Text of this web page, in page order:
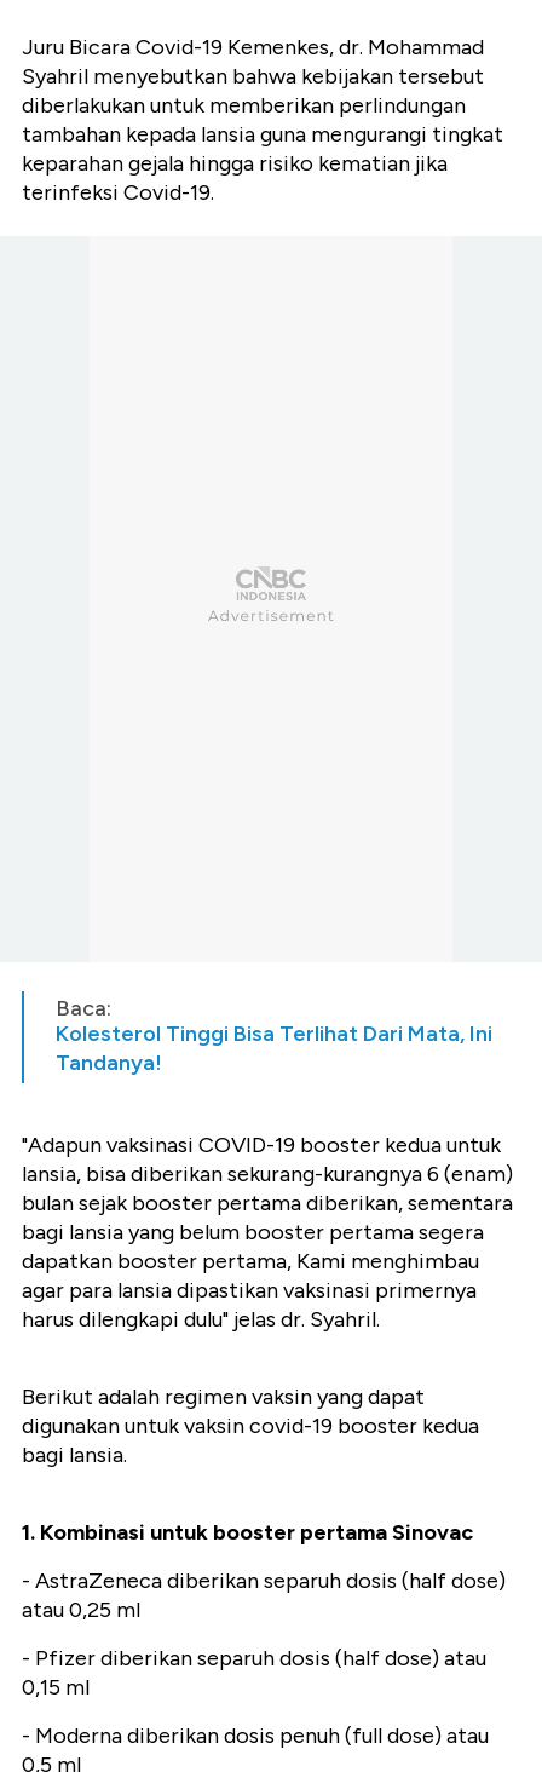
Juru Bicara Covid-19 Kemenkes, dr. Mohammad
Syahril menyebutkan bahwa kebijakan tersebut
diberlakukan untuk memberikan perlindungan
tambahan kepada lansia guna mengurangi tingkat
keparahan gejala hingga risiko kematian jika
terinfeksi Covid-19.
Baca:
Kolesterol Tinggi Bisa Terlihat Dari Mata, Ini
Tandanya!
"Adapun vaksinasi COVID-19 booster kedua untuk
lansia, bisa diberikan sekurang-kurangnya 6 (enam)
bulan sejak booster pertama diberikan, sementara
bagi lansia yang belum booster pertama segera
dapatkan booster pertama, Kami menghimbau
agar para lansia dipastikan vaksinasi primernya
harus dilengkapi dulu" jelas dr. Syahril.
Berikut adalah regimen vaksin yang dapat
digunakan untuk vaksin covid-19 booster kedua
bagi lansia.
1. Kombinasi untuk booster pertama Sinovac
- AstraZeneca diberikan separuh dosis (half dose)
atau 0,25 ml
- Pfizer diberikan separuh dosis (half dose) atau
0,15 ml
- Moderna diberikan dosis penuh (full dose) atau
0,5 ml